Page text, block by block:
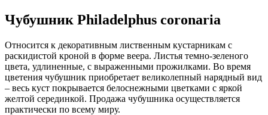
Чубушник Philadelphus coronaria
Относится к декоративным лиственным кустарникам с
раскидистой кроной в форме веера. Листья темно-зеленого
цвета, удлиненные, с выраженными прожилками. Во время
цветения чубушник приобретает великолепный нарядный вид
– весь куст покрывается белоснежными цветками с яркой
желтой серединкой. Продажа чубушника осуществляется
практически по всему миру.